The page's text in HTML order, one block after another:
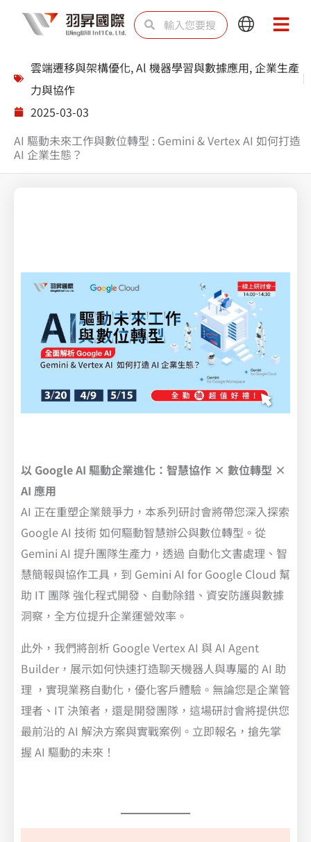
搜
尋 尋
Main
Main
雲端遷移與架構優化,Al 機器學習與數據應用,企業生產
力與協作
2025-03-03
AI 驅動未來工作與數位轉型 : Gemini & Vertex AI 如何打造
AI 企業生態？
以 Google AI 驅動企業進化：智慧協作 × 數位轉型 ×
AI 應用
AI 正在重塑企業競爭力，本系列研討會將帶您深入探索
Google AI 技術 如何驅動智慧辦公與數位轉型。從
Gemini AI 提升團隊生產力，透過 自動化文書處理、智
慧簡報與協作工具，到 Gemini AI for Google Cloud 幫
助 IT 團隊 強化程式開發、自動除錯、資安防護與數據
洞察，全方位提升企業運營效率。
此外，我們將剖析 Google Vertex AI 與 AI Agent
Builder，展示如何快速打造聊天機器人與專屬的 AI 助
理 ，實現業務自動化，優化客戶體驗。無論您是企業管
理者、IT 決策者，還是開發團隊，這場研討會將提供您
最前沿的 AI 解決方案與實戰案例。立即報名，搶先掌
握 AI 驅動的未來！